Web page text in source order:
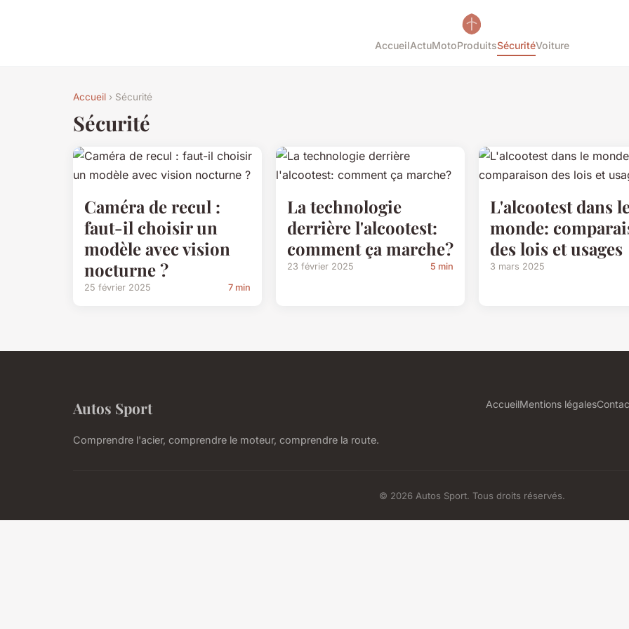
AccueilActuMotoProduitsSécuritéVoiture
Accueil › Sécurité
Sécurité
Caméra de recul :
faut-il choisir un
modèle avec vision
nocturne ?
25 février 2025 7 min
La technologie
derrière l'alcootest:
comment ça marche?
23 février 2025 5 min
L'alcootest dans
monde:
des lois et usages
3 mars 2025
Autos Sport
Comprendre l'acier, comprendre le moteur, comprendre la route.
AccueilMentions légales
© 2026 Autos Sport. Tous droits réservés.